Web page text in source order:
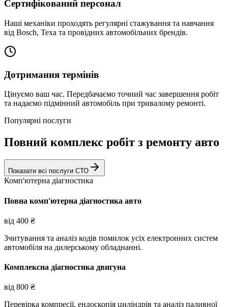
Сертифікований персонал
Наші механіки проходять регулярні стажування та навчання
від Bosch, Texa та провідних автомобільних брендів.
Дотримання термінів
Цінуємо ваш час. Передбачаємо точний час завершення робіт
та надаємо підмінний автомобіль при тривалому ремонті.
Популярні послуги
Повний комплекс робіт з ремонту авто
Показати всі послуги СТО
Комп'ютерна діагностика
Повна комп'ютерна діагностика авто
від 400 ₴
Зчитування та аналіз кодів помилок усіх електронних систем
автомобіля на дилерському обладнанні.
Комплексна діагностика двигуна
від 800 ₴
Перевірка компресії, ендоскопія циліндрів та аналіз паливної